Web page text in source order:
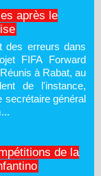
après le
des erreurs dans
FIFA Forward
à Rabat, au
de l'instance,
secrétaire général
de la